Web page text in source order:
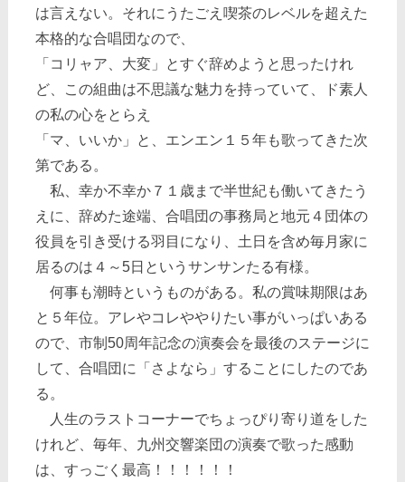
は言えない。それにうたごえ喫茶のレベルを超えた
本格的な合唱団なので、
「コリャア、大変」とすぐ辞めようと思ったけれ
ど、この組曲は不思議な魅力を持っていて、ド素人
の私の心をとらえ
「マ、いいか」と、エンエン１５年も歌ってきた次
第である。
私、幸か不幸か７１歳まで半世紀も働いてきたう
えに、辞めた途端、合唱団の事務局と地元４団体の
役員を引き受ける羽目になり、土日を含め毎月家に
居るのは４～5日というサンサンたる有様。
何事も潮時というものがある。私の賞味期限はあ
と５年位。アレやコレややりたい事がいっぱいある
ので、市制50周年記念の演奏会を最後のステージに
して、合唱団に「さよなら」することにしたのであ
る。
人生のラストコーナーでちょっぴり寄り道をした
けれど、毎年、九州交響楽団の演奏で歌った感動
は、すっごく最高！！！！！！